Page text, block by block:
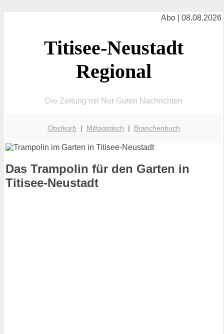
Abo | 08.08.2026
Titisee-Neustadt
Regional
Die Zeitung mit Nur Guten Nachrichten
Obstkorb | Mittagstisch | Branchenbuch
Das Trampolin für den Garten in
Titisee-Neustadt